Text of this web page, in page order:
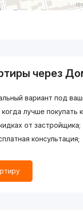
через
вариант под
лучше покупать
от застройщика;
консультация;